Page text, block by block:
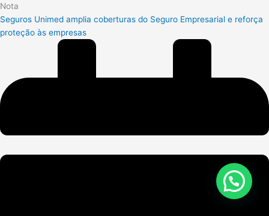
Nota
Seguros Unimed amplia coberturas do Seguro Empresarial e reforça
proteção às empresas